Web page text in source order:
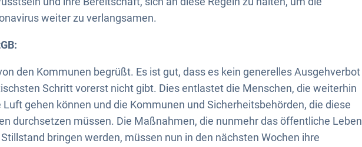
weiter zu verlangsamen.
den Kommunen begrüßt. Es ist gut, dass es kein generelles Ausgehverbot
Schritt vorerst nicht gibt. Dies entlastet die Menschen, die weiterhin
Luft gehen können und die Kommunen und Sicherheitsbehörden, die diese
durchsetzen müssen. Die Maßnahmen, die nunmehr das öffentliche Leben
bringen werden, müssen nun in den nächsten Wochen ihre